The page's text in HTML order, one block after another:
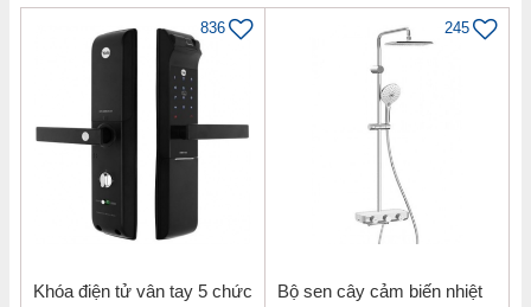
836
Khóa điện tử vân tay 5 chức
245
Bộ sen cây cảm biến nhiệt